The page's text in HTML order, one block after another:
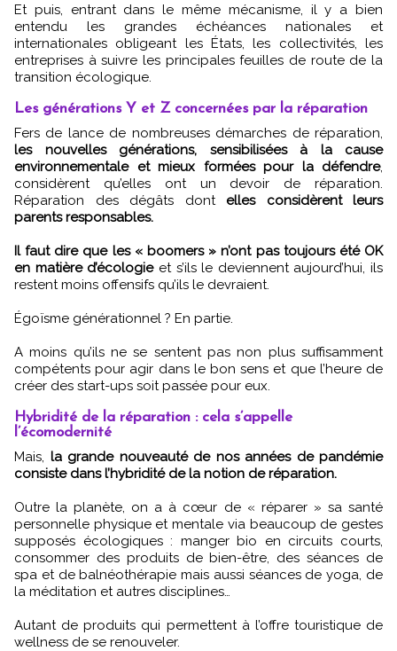
Et puis, entrant dans le même mécanisme, il y a bien
entendu les grandes échéances nationales et
internationales obligeant les États, les collectivités, les
entreprises à suivre les principales feuilles de route de la
transition écologique.
Les générations Y et Z concernées par la réparation
Fers de lance de nombreuses démarches de réparation,
les nouvelles générations, sensibilisées à la cause
environnementale et mieux formées pour la défendre,
considèrent qu’elles ont un devoir de réparation.
Réparation des dégâts dont elles considèrent leurs
parents responsables.
Il faut dire que les « boomers » n’ont pas toujours été OK
en matière d’écologieet s’ils le deviennent aujourd’hui, ils
restent moins offensifs qu’ils le devraient.
Égoïsme générationnel ? En partie.
A moins qu’ils ne se sentent pas non plus suffisamment
compétents pour agir dans le bon sens et que l’heure de
créer des start-ups soit passée pour eux.
Hybridité de la réparation : cela s’appelle
l’écomodernité
Mais, la grande nouveauté de nos années de pandémie
consiste dans l’hybridité de la notion de réparation.
Outre la planète, on a à cœur de « réparer » sa santé
personnelle physique et mentale via beaucoup de gestes
supposés écologiques : manger bio en circuits courts,
consommer des produits de bien-être, des séances de
spa et de balnéothérapie mais aussi séances de yoga, de
la méditation et autres disciplines…
Autant de produits qui permettent à l’offre touristique de
wellness de se renouveler.